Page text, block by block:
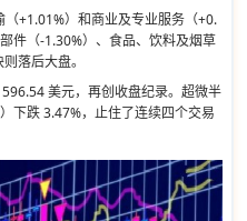
+1.01%）和商业及专业服务（+0.
件（-1.30%）、食品、饮料及烟草
落后大盘。
美元，再创收盘纪录。超微半
下跌 3.47%，止住了连续四个交易